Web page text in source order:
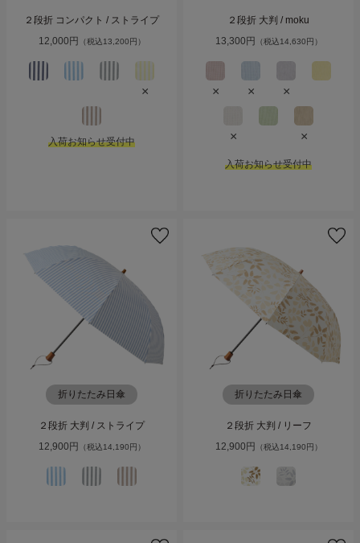
２段折 コンパクト / ストライプ
12,000円
（税込13,200円）
×
入荷お知らせ受付中
２段折 大判 / moku
13,300円
（税込14,630円）
× × ×
× ×
入荷お知らせ受付中
折りたたみ日傘
２段折 大判 / ストライプ
12,900円
（税込14,190円）
折りたたみ日傘
２段折 大判 / リーフ
12,900円
（税込14,190円）